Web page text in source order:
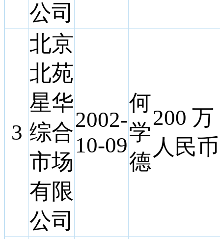
公司
3
北京
北苑
星华
综合
市场
有限
公司
2002-
10-09
何
学
德
200 万
人民币